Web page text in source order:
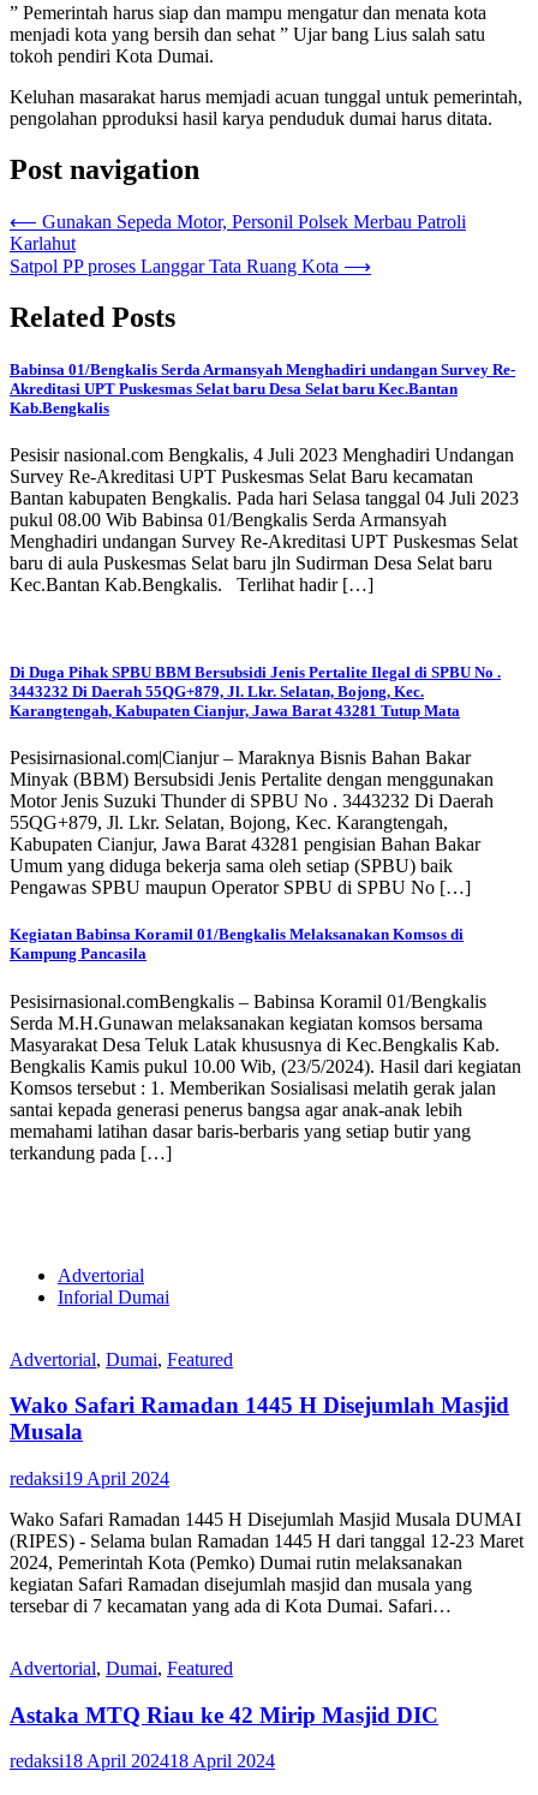
” Pemerintah harus siap dan mampu mengatur dan menata kota
menjadi kota yang bersih dan sehat ” Ujar bang Lius salah satu
tokoh pendiri Kota Dumai.
Keluhan masarakat harus memjadi acuan tunggal untuk pemerintah,
pengolahan pproduksi hasil karya penduduk dumai harus ditata.
Post navigation
⟵ Gunakan Sepeda Motor, Personil Polsek Merbau Patroli
Karlahut
Satpol PP proses Langgar Tata Ruang Kota ⟶
Related Posts
Babinsa 01/Bengkalis Serda Armansyah Menghadiri undangan Survey Re-
Akreditasi UPT Puskesmas Selat baru Desa Selat baru Kec.Bantan
Kab.Bengkalis
Pesisir nasional.com Bengkalis, 4 Juli 2023 Menghadiri Undangan
Survey Re-Akreditasi UPT Puskesmas Selat Baru kecamatan
Bantan kabupaten Bengkalis. Pada hari Selasa tanggal 04 Juli 2023
pukul 08.00 Wib Babinsa 01/Bengkalis Serda Armansyah
Menghadiri undangan Survey Re-Akreditasi UPT Puskesmas Selat
baru di aula Puskesmas Selat baru jln Sudirman Desa Selat baru
Kec.Bantan Kab.Bengkalis. Terlihat hadir […]
Di Duga Pihak SPBU BBM Bersubsidi Jenis Pertalite Ilegal di SPBU No .
3443232 Di Daerah 55QG+879, Jl. Lkr. Selatan, Bojong, Kec.
Karangtengah, Kabupaten Cianjur, Jawa Barat 43281 Tutup Mata
Pesisirnasional.com|Cianjur – Maraknya Bisnis Bahan Bakar
Minyak (BBM) Bersubsidi Jenis Pertalite dengan menggunakan
Motor Jenis Suzuki Thunder di SPBU No . 3443232 Di Daerah
55QG+879, Jl. Lkr. Selatan, Bojong, Kec. Karangtengah,
Kabupaten Cianjur, Jawa Barat 43281 pengisian Bahan Bakar
Umum yang diduga bekerja sama oleh setiap (SPBU) baik
Pengawas SPBU maupun Operator SPBU di SPBU No […]
Kegiatan Babinsa Koramil 01/Bengkalis Melaksanakan Komsos di
Kampung Pancasila
Pesisirnasional.comBengkalis – Babinsa Koramil 01/Bengkalis
Serda M.H.Gunawan melaksanakan kegiatan komsos bersama
Masyarakat Desa Teluk Latak khususnya di Kec.Bengkalis Kab.
Bengkalis Kamis pukul 10.00 Wib, (23/5/2024). Hasil dari kegiatan
Komsos tersebut : 1. Memberikan Sosialisasi melatih gerak jalan
santai kepada generasi penerus bangsa agar anak-anak lebih
memahami latihan dasar baris-berbaris yang setiap butir yang
terkandung pada […]
Advertorial
Inforial Dumai
Advertorial, Dumai, Featured
Wako Safari Ramadan 1445 H Disejumlah Masjid
Musala
redaksi19 April 2024
Wako Safari Ramadan 1445 H Disejumlah Masjid Musala DUMAI
(RIPES) - Selama bulan Ramadan 1445 H dari tanggal 12-23 Maret
2024, Pemerintah Kota (Pemko) Dumai rutin melaksanakan
kegiatan Safari Ramadan disejumlah masjid dan musala yang
tersebar di 7 kecamatan yang ada di Kota Dumai. Safari…
Advertorial, Dumai, Featured
Astaka MTQ Riau ke 42 Mirip Masjid DIC
redaksi18 April 202418 April 2024